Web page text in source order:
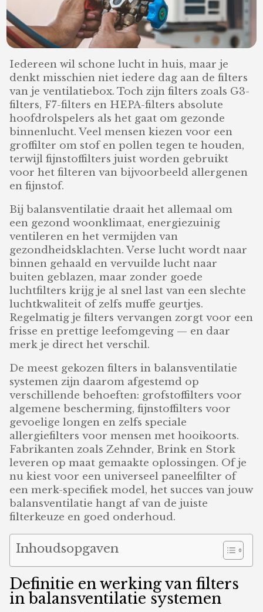
Iedereen wil schone lucht in huis, maar je
denkt misschien niet iedere dag aan de filters
van je ventilatiebox. Toch zijn filters zoals G3-
filters, F7-filters en HEPA-filters absolute
hoofdrolspelers als het gaat om gezonde
binnenlucht. Veel mensen kiezen voor een
groffilter om stof en pollen tegen te houden,
terwijl fijnstoffilters juist worden gebruikt
voor het filteren van bijvoorbeeld allergenen
en fijnstof.
Bij balansventilatie draait het allemaal om
een gezond woonklimaat, energiezuinig
ventileren en het vermijden van
gezondheidsklachten. Verse lucht wordt naar
binnen gehaald en vervuilde lucht naar
buiten geblazen, maar zonder goede
luchtfilters krijg je al snel last van een slechte
luchtkwaliteit of zelfs muffe geurtjes.
Regelmatig je filters vervangen zorgt voor een
frisse en prettige leefomgeving — en daar
merk je direct het verschil.
De meest gekozen filters in balansventilatie
systemen zijn daarom afgestemd op
verschillende behoeften: grofstoffilters voor
algemene bescherming, fijnstoffilters voor
gevoelige longen en zelfs speciale
allergiefilters voor mensen met hooikoorts.
Fabrikanten zoals Zehnder, Brink en Stork
leveren op maat gemaakte oplossingen. Of je
nu kiest voor een universeel paneelfilter of
een merk-specifiek model, het succes van jouw
balansventilatie hangt af van de juiste
filterkeuze en goed onderhoud.
Inhoudsopgaven
Definitie en werking van filters
in balansventilatie systemen